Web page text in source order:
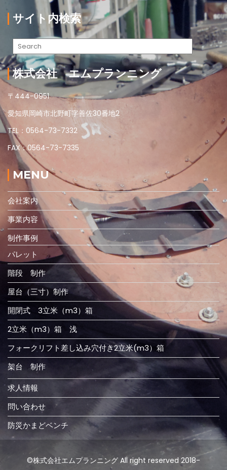
サイト内検索
株式会社 エムプランニング
〒444-0951
愛知県岡崎市北野町字善佐30番地2
TEL：0564-73-7332
FAX：0564-73-7335
MENU
会社案内
事業内容
制作事例
パレット
階段 制作
屋台（三寸）制作
開閉式 3立米（m3）箱
2立米（m3）箱 浅
フォークリフト差し込み穴付き2立米(m3）箱
架台 制作
求人情報
問い合わせ
防災かまどベンチ
©株式会社エムプランニング All right reserved 2018-